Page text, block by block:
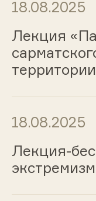
18.08.2025
Лекция
18.08.2025
Лекция-